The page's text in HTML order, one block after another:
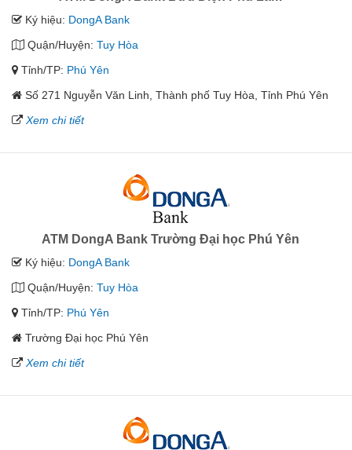
Ký hiệu: DongA Bank
Quận/Huyện: Tuy Hòa
Tỉnh/TP: Phú Yên
Số 271 Nguyễn Văn Linh, Thành phố Tuy Hòa, Tỉnh Phú Yên
Xem chi tiết
ATM DongA Bank Trường Đại học Phú Yên
Ký hiệu: DongA Bank
Quận/Huyện: Tuy Hòa
Tỉnh/TP: Phú Yên
Trường Đại học Phú Yên
Xem chi tiết